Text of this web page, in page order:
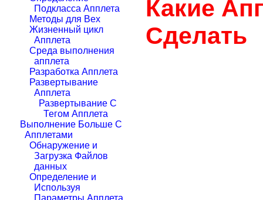
Подкласса Апплета
Методы для Вех
Жизненный цикл
Апплета
Среда выполнения
апплета
Разработка Апплета
Развертывание
Апплета
Развертывание С
Тегом Апплета
Выполнение Больше С
Апплетами
Обнаружение и
Загрузка Файлов
данных
Определение и
Используя
Параметры Апплета
Какие
Сделать